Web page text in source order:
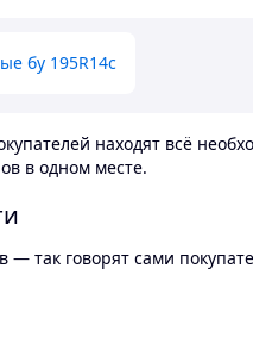
бу 195R14c
находят всё
в одном месте.
так говорят сами